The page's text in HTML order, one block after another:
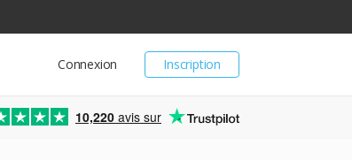
Inscription
Connexion
10,220 avis sur